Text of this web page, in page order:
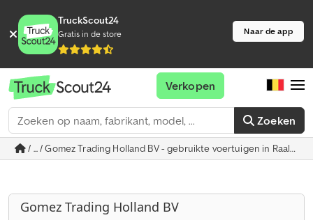
TruckScout24
Gratis in de store Naar de app
Zoeken
Verkopen
/ ... / Gomez Trading Holland BV - gebruikte voertuigen in Raalte
Gomez Trading Holland BV